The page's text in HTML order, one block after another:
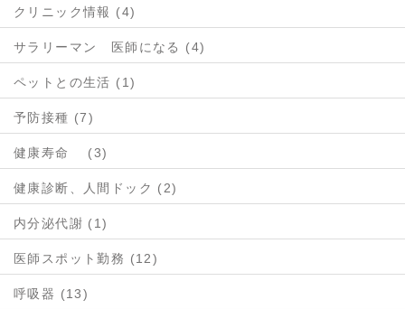
クリニック情報 (4)
サラリーマン 医師になる (4)
ペットとの生活 (1)
予防接種 (7)
健康寿命 (3)
健康診断、人間ドック (2)
内分泌代謝 (1)
医師スポット勤務 (12)
呼吸器 (13)